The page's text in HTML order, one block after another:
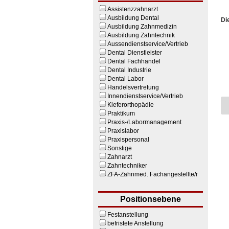
Assistenzzahnarzt
Ausbildung Dental
Ausbildung Zahnmedizin
Ausbildung Zahntechnik
Aussendienstservice/Vertrieb
Dental Dienstleister
Dental Fachhandel
Dental Industrie
Dental Labor
Handelsvertretung
Innendienstservice/Vertrieb
Kieferorthopädie
Praktikum
Praxis-/Labormanagement
Praxislabor
Praxispersonal
Sonstige
Zahnarzt
Zahntechniker
ZFA-Zahnmed. Fachangestellte/r
Positionsebene
Festanstellung
befristete Anstellung